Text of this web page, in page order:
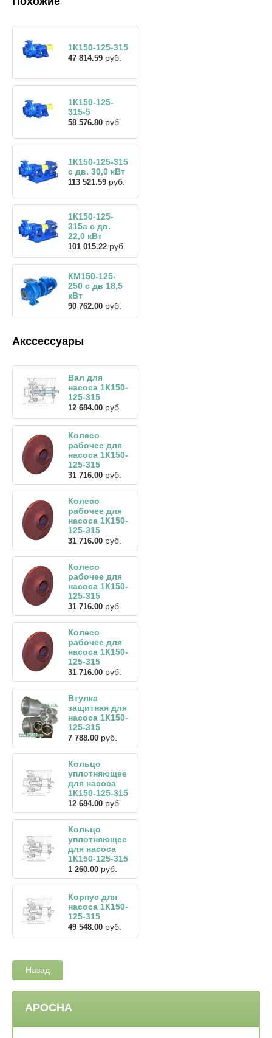
1К150-125-315
47 814.59 руб.
1К150-125-
315-5
58 576.80 руб.
1К150-125-315
с дв. 30,0 кВт
113 521.59 руб.
1К150-125-
315а с дв.
22,0 кВт
101 015.22 руб.
КМ150-125-
250 с дв 18,5
кВт
90 762.00 руб.
Акссессуары
Вал для
насоса 1К150-
125-315
12 684.00 руб.
Колесо
рабочее для
насоса 1К150-
125-315
31 716.00 руб.
Колесо
рабочее для
насоса 1К150-
125-315
31 716.00 руб.
Колесо
рабочее для
насоса 1К150-
125-315
31 716.00 руб.
Колесо
рабочее для
насоса 1К150-
125-315
31 716.00 руб.
Втулка
защитная для
насоса 1К150-
125-315
7 788.00 руб.
Кольцо
уплотняющее
для насоса
1К150-125-315
12 684.00 руб.
Кольцо
уплотняющее
для насоса
1К150-125-315
1 260.00 руб.
Корпус для
насоса 1К150-
125-315
49 548.00 руб.
Назад
АРОСНА